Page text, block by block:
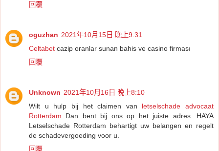
回覆
oguzhan 2021年10月15日 晚上9:31
Celtabet cazip oranlar sunan bahis ve casino firması
回覆
Unknown 2021年10月16日 晚上8:10
Wilt u hulp bij het claimen van letselschade advocaat
Rotterdam Dan bent bij ons op het juiste adres. HAYA
Letselschade Rotterdam behartigt uw belangen en regelt
de schadevergoeding voor u.
回覆